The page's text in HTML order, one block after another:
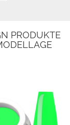
PRODUKTE